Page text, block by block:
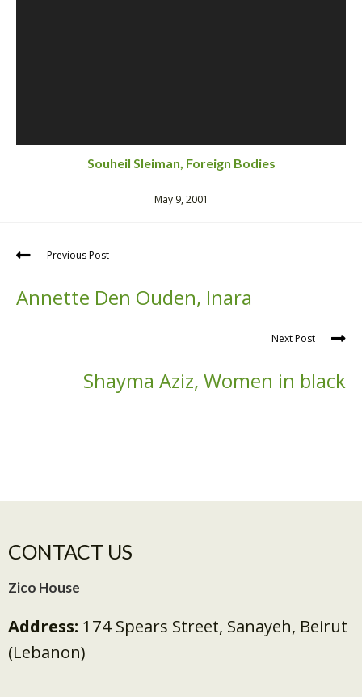
Souheil Sleiman, Foreign Bodies
May 9, 2001
Previous Post
Annette Den Ouden, Inara
Next Post
Shayma Aziz, Women in black
CONTACT US
Zico House
Address: 174 Spears Street, Sanayeh, Beirut
(Lebanon)